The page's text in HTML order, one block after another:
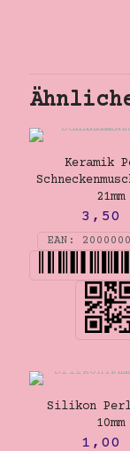
Keramik
21mm
3,50
EAN:
Silikon
10mm
1,00